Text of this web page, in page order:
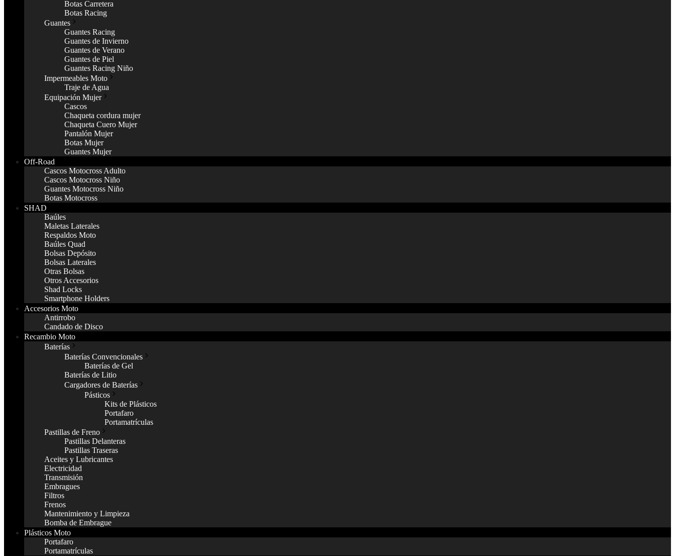
Botas Carretera
Botas Racing
Guantes
Guantes Racing
Guantes de Invierno
Guantes de Verano
Guantes de Piel
Guantes Racing Niño
Impermeables Moto
Traje de Agua
Equipación Mujer
Cascos
Chaqueta cordura mujer
Chaqueta Cuero Mujer
Pantalón Mujer
Botas Mujer
Guantes Mujer
Off-Road
Cascos Motocross Adulto
Cascos Motocross Niño
Guantes Motocross Niño
Botas Motocross
SHAD
Baúles
Maletas Laterales
Respaldos Moto
Baúles Quad
Bolsas Depósito
Bolsas Laterales
Otras Bolsas
Otros Accesorios
Shad Locks
Smartphone Holders
Accesorios Moto
Antirrobo
Candado de Disco
Recambio Moto
Baterías
Baterías Convencionales
Baterías de Gel
Baterías de Litio
Cargadores de Baterías
Pásticos
Kits de Plásticos
Portafaro
Portamatrículas
Pastillas de Freno
Pastillas Delanteras
Pastillas Traseras
Aceites y Lubricantes
Electricidad
Transmisión
Embragues
Filtros
Frenos
Mantenimiento y Limpieza
Bomba de Embrague
Plásticos Moto
Portafaro
Portamatrículas